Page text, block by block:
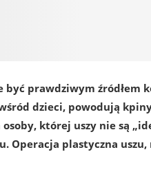
być prawdziwym źródłem
wśród dzieci, powodują
której uszy nie są
Operacja plastyczna